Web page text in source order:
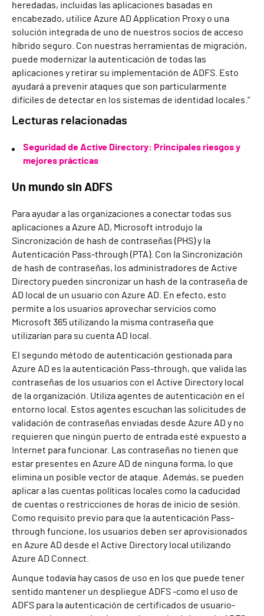
heredadas, incluidas las aplicaciones basadas en
encabezado, utilice Azure AD Application Proxy o una
solución integrada de uno de nuestros socios de acceso
híbrido seguro. Con nuestras herramientas de migración,
puede modernizar la autenticación de todas las
aplicaciones y retirar su implementación de ADFS. Esto
ayudará a prevenir ataques que son particularmente
difíciles de detectar en los sistemas de identidad locales."
Lecturas relacionadas
Seguridad de Active Directory: Principales riesgos y
mejores prácticas
Un mundo sin ADFS
Para ayudar a las organizaciones a conectar todas sus
aplicaciones a Azure AD, Microsoft introdujo la
Sincronización de hash de contraseñas (PHS) y la
Autenticación Pass-through (PTA). Con la Sincronización
de hash de contraseñas, los administradores de Active
Directory pueden sincronizar un hash de la contraseña de
AD local de un usuario con Azure AD. En efecto, esto
permite a los usuarios aprovechar servicios como
Microsoft 365 utilizando la misma contraseña que
utilizarían para su cuenta AD local.
El segundo método de autenticación gestionada para
Azure AD es la autenticación Pass-through, que valida las
contraseñas de los usuarios con el Active Directory local
de la organización. Utiliza agentes de autenticación en el
entorno local. Estos agentes escuchan las solicitudes de
validación de contraseñas enviadas desde Azure AD y no
requieren que ningún puerto de entrada esté expuesto a
Internet para funcionar. Las contraseñas no tienen que
estar presentes en Azure AD de ninguna forma, lo que
elimina un posible vector de ataque. Además, se pueden
aplicar a las cuentas políticas locales como la caducidad
de cuentas o restricciones de horas de inicio de sesión.
Como requisito previo para que la autenticación Pass-
through funcione, los usuarios deben ser aprovisionados
en Azure AD desde el Active Directory local utilizando
Azure AD Connect.
Aunque todavía hay casos de uso en los que puede tener
sentido mantener un despliegue ADFS -como el uso de
ADFS para la autenticación de certificados de usuario-